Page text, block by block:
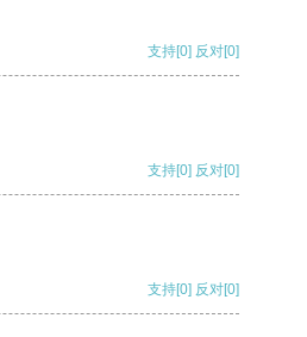
支持[0] 反对[0]
支持[0] 反对[0]
支持[0] 反对[0]